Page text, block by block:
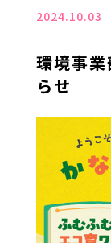
2024.10.03
環境事
らせ